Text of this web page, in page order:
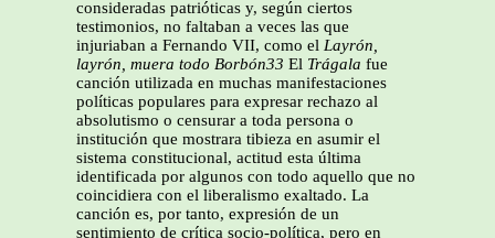
consideradas patrióticas y, según ciertos
testimonios, no faltaban a veces las que
injuriaban a Fernando VII, como el Layrón,
layrón, muera todo Borbón33 El Trágala fue
canción utilizada en muchas manifestaciones
políticas populares para expresar rechazo al
absolutismo o censurar a toda persona o
institución que mostrara tibieza en asumir el
sistema constitucional, actitud esta última
identificada por algunos con todo aquello que no
coincidiera con el liberalismo exaltado. La
canción es, por tanto, expresión de un
sentimiento de crítica socio-política, pero en